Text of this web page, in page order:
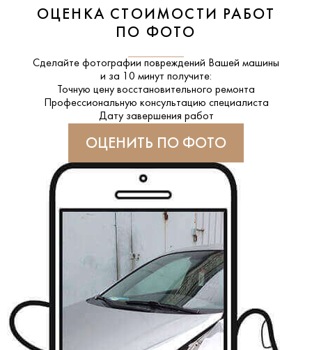
ОЦЕНКА СТОИМОСТИ РАБОТ
ПО ФОТО
Сделайте фотографии повреждений Вашей машины
и за 10 минут получите:
Точную цену восстановительного ремонта
Профессиональную консультацию специалиста
Дату завершения работ
ОЦЕНИТЬ ПО ФОТО